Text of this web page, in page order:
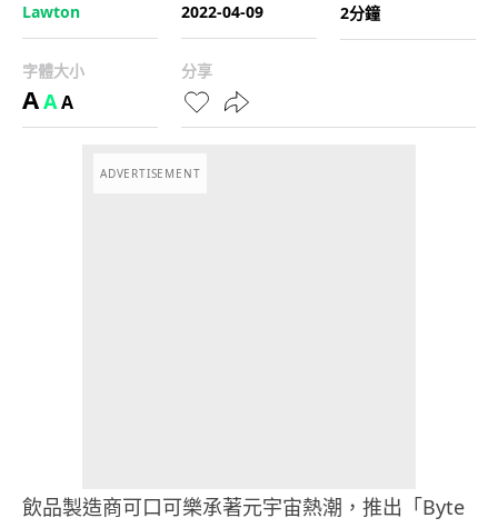
Lawton
2022-04-09
2分鐘
字體大小
AAA
分享
ADVERTISEMENT
飲品製造商可口可樂承著元宇宙熱潮，推出「Byte